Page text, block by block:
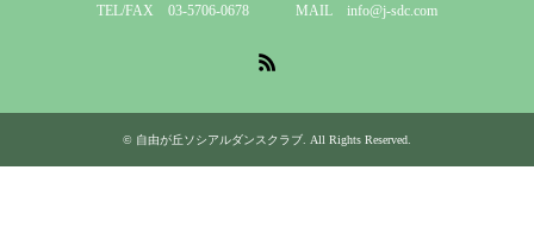
TEL/FAX 03-5706-0678 MAIL info@j-sdc.com
© 自由が丘ソシアルダンスクラブ . All Rights Reserved.